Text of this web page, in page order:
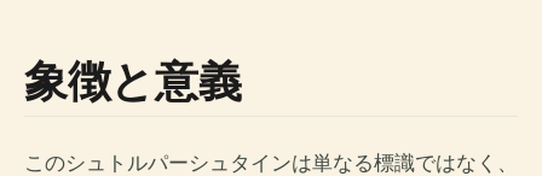
象徴と意義
このシュトルパーシュタインは単なる標識ではなく、